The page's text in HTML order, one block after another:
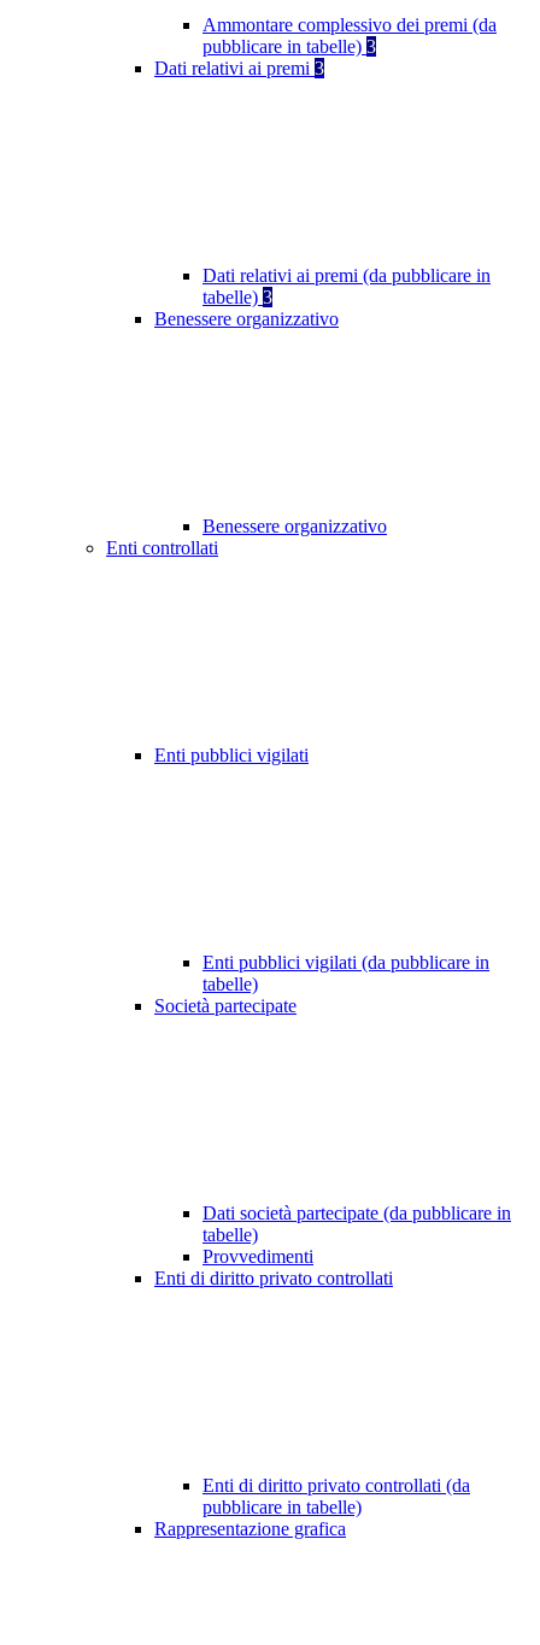
Ammontare complessivo dei premi (da
pubblicare in tabelle) 3
Dati relativi ai premi 3
Dati relativi ai premi (da pubblicare in
tabelle) 3
Benessere organizzativo
Benessere organizzativo
Enti controllati
Enti pubblici vigilati
Enti pubblici vigilati (da pubblicare in
tabelle)
Società partecipate
Dati società partecipate (da pubblicare in
tabelle)
Provvedimenti
Enti di diritto privato controllati
Enti di diritto privato controllati (da
pubblicare in tabelle)
Rappresentazione grafica